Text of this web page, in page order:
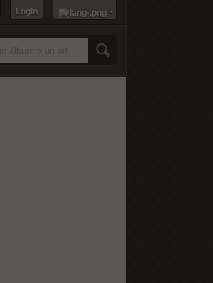
Login